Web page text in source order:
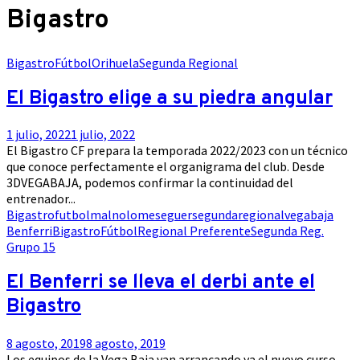
Bigastro
BigastroFútbolOrihuelaSegunda Regional
El Bigastro elige a su piedra angular
1 julio, 20221 julio, 2022
El Bigastro CF prepara la temporada 2022/2023 con un técnico
que conoce perfectamente el organigrama del club. Desde
3DVEGABAJA, podemos confirmar la continuidad del
entrenador...
Bigastrofutbolmalnolomeseguersegundaregionalvegabaja
BenferriBigastroFútbolRegional PreferenteSegunda Reg.
Grupo 15
El Benferri se lleva el derbi ante el
Bigastro
8 agosto, 20198 agosto, 2019